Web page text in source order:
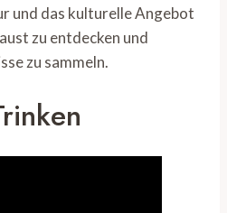
und das kulturelle Angebot
zu entdecken und
zu sammeln.